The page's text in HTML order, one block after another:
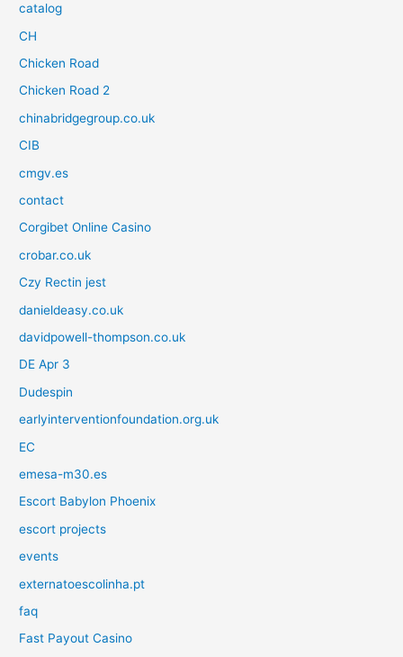
catalog
CH
Chicken Road
Chicken Road 2
chinabridgegroup.co.uk
CIB
cmgv.es
contact
Corgibet Online Casino
crobar.co.uk
Czy Rectin jest
danieldeasy.co.uk
davidpowell-thompson.co.uk
DE Apr 3
Dudespin
earlyinterventionfoundation.org.uk
EC
emesa-m30.es
Escort Babylon Phoenix
escort projects
events
externatoescolinha.pt
faq
Fast Payout Casino